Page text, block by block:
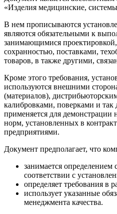
«Изделия медицинские,
В нем прописываются
являются обязательными к
занимающимися проектировкой,
сохранностью, поставками,
товаров, в также другими,
Кроме этого требования,
используются внешними
(материалов),
калибровками, поверками и
применяется для демонстрации
норм, установленных в
предприятиями.
Документ предполагает, что
занимается определением
соответствии с
определяет требования в
использует указанные
менеджмента качества.